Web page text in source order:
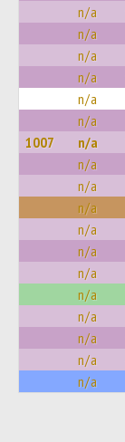
n/a
n/a
n/a
n/a
n/a
n/a
1007 n/a
n/a
n/a
n/a
n/a
n/a
n/a
n/a
n/a
n/a
n/a
n/a